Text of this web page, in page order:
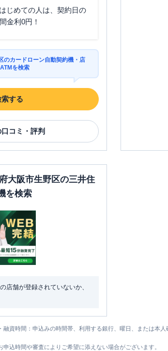
じめての人は、契約日の
金利0円！
のカードローン自動契約機・店
を検索
する
コミ・評判
大阪市生野区の三井住
を検索
店舗が登録されていないか、
融資時間：申込みの時間帯、利用する銀行、曜日、または本
込時間や審査によりご希望に添えない場合がございます。